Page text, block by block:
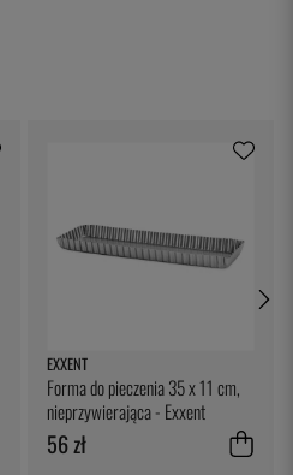
EXXENT
Forma do pieczenia 35 x 11 cm,
nieprzywierająca - Exxent
56 zł